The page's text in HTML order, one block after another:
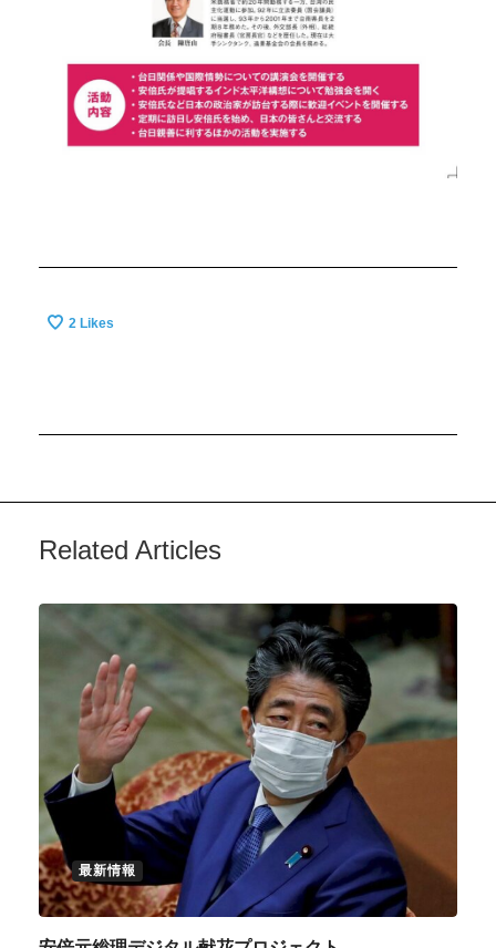
2 Likes
Related Articles
最新情報